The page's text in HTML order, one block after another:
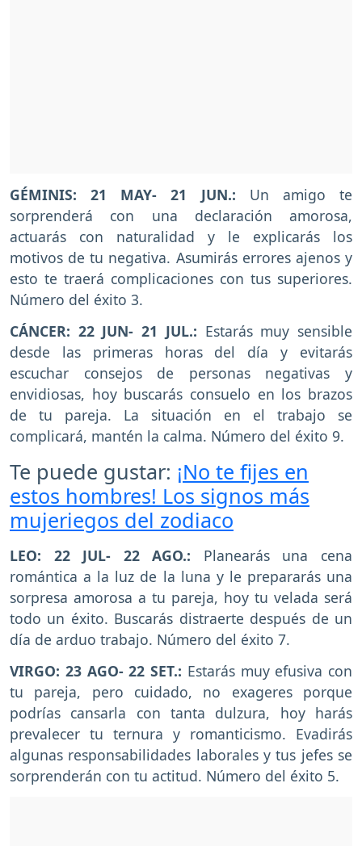
GÉMINIS: 21 MAY- 21 JUN.: Un amigo te
sorprenderá con una declaración amorosa,
actuarás con naturalidad y le explicarás los
motivos de tu negativa. Asumirás errores ajenos y
esto te traerá complicaciones con tus superiores.
Número del éxito 3.
CÁNCER: 22 JUN- 21 JUL.: Estarás muy sensible
desde las primeras horas del día y evitarás
escuchar consejos de personas negativas y
envidiosas, hoy buscarás consuelo en los brazos
de tu pareja. La situación en el trabajo se
complicará, mantén la calma. Número del éxito 9.
Te puede gustar: ¡No te fijes en
estos hombres! Los signos más
mujeriegos del zodiaco
LEO: 22 JUL- 22 AGO.: Planearás una cena
romántica a la luz de la luna y le prepararás una
sorpresa amorosa a tu pareja, hoy tu velada será
todo un éxito. Buscarás distraerte después de un
día de arduo trabajo. Número del éxito 7.
VIRGO: 23 AGO- 22 SET.: Estarás muy efusiva con
tu pareja, pero cuidado, no exageres porque
podrías cansarla con tanta dulzura, hoy harás
prevalecer tu ternura y romanticismo. Evadirás
algunas responsabilidades laborales y tus jefes se
sorprenderán con tu actitud. Número del éxito 5.